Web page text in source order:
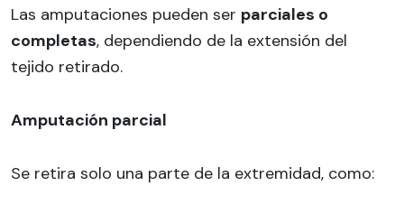
Las amputaciones pueden ser parciales o
completas, dependiendo de la extensión del
tejido retirado.
Amputación parcial
Se retira solo una parte de la extremidad, como: